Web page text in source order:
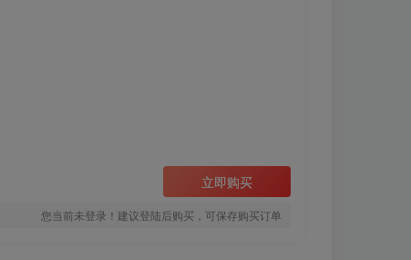
立即购买
您当前未登录！建议登陆后购买，可保存购买订单